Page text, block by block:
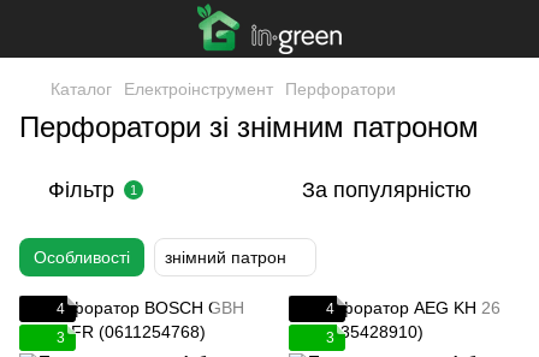
Каталог Електроінструмент Перфоратори
Перфоратори зі знімним патроном
Фільтр 1 За популярністю
Особливості знімний патрон
4
3
4
3